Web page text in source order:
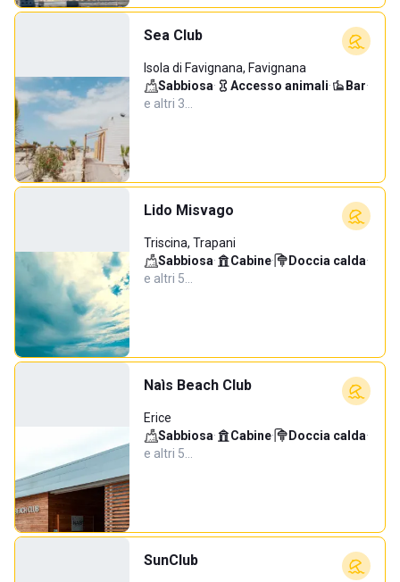
Sea Club
Isola di Favignana, Favignana
Sabbiosa· Accesso animali· Bar·
e altri 3…
Lido Misvago
Triscina, Trapani
Sabbiosa· Cabine· Doccia calda·
e altri 5…
Naìs Beach Club
Erice
Sabbiosa· Cabine· Doccia calda·
e altri 5…
SunClub